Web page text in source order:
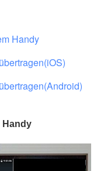
Handy
Handy